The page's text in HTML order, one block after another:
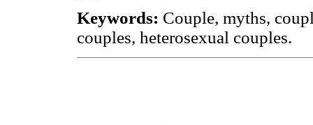
Keywords: Couple, myths,
couples, heterosexual couples.